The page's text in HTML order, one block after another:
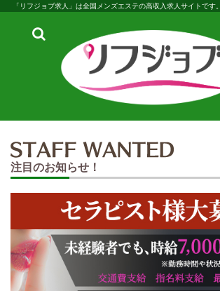
「リフジョブ求人」は全国メンズエステの高収入求人サイトです。
検
注目のお知らせ！